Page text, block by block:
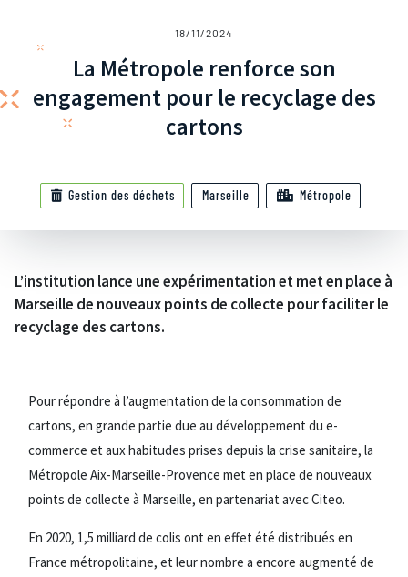
18/11/2024
La Métropole renforce son
engagement pour le recyclage des
cartons
Gestion des déchets Marseille Métropole
L’institution lance une expérimentation et met en place à
Marseille de nouveaux points de collecte pour faciliter le
recyclage des cartons.
Pour répondre à l’augmentation de la consommation de
cartons, en grande partie due au développement du e-
commerce et aux habitudes prises depuis la crise sanitaire, la
Métropole Aix-Marseille-Provence met en place de nouveaux
points de collecte à Marseille, en partenariat avec Citeo.
En 2020, 1,5 milliard de colis ont en effet été distribués en
France métropolitaine, et leur nombre a encore augmenté de